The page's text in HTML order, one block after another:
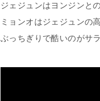
ジェジュンはヨンジンと
ミョンオはジェジュンの
ぶっちぎりで酷いのがサ